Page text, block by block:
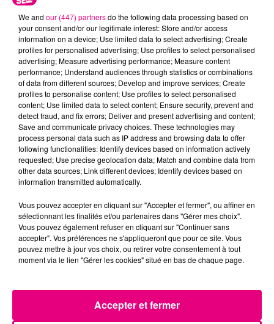
22 juillet 2026
Toulouse : circulation perturbée dans le
secteur François Verdier...
We and our (447) partnersdo the following data processing based on
your consent and/or our legitimate interest: Store and/or access
information on a device; Use limited data to select advertising; Create
profiles for personalised advertising; Use profiles to select personalised
advertising; Measure advertising performance; Measure content
performance; Understand audiences through statistics or combinations
of data from different sources; Develop and improve services; Create
profiles to personalise content; Use profiles to select personalised
content; Use limited data to select content; Ensure security, prevent and
detect fraud, and fix errors; Deliver and present advertising and content;
Save and communicate privacy choices. These technologies may
process personal data such as IP address and browsing data to offer
following functionalities: Identify devices based on information actively
requested; Use precise geolocation data; Match and combine data from
other data sources; Link different devices; Identify devices based on
information transmitted automatically.
Vous pouvez accepter en cliquant sur "Accepter et fermer", ou affiner en
sélectionnant les finalités et/ou partenaires dans "Gérer mes choix".
Vous pouvez également refuser en cliquant sur "Continuer sans
accepter". Vos préférences ne s'appliqueront que pour ce site. Vous
pouvez mettre à jour vos choix, ou retirer votre consentement à tout
moment via le lien "Gérer les cookies" situé en bas de chaque page.
Accepter et fermer